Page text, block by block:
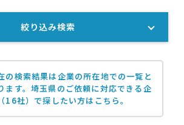
の検索結果は企業の所在地での一覧と
ます。埼玉県のご依頼に対応できる企
16社）で探したい方はこちら。
絞り込み検索